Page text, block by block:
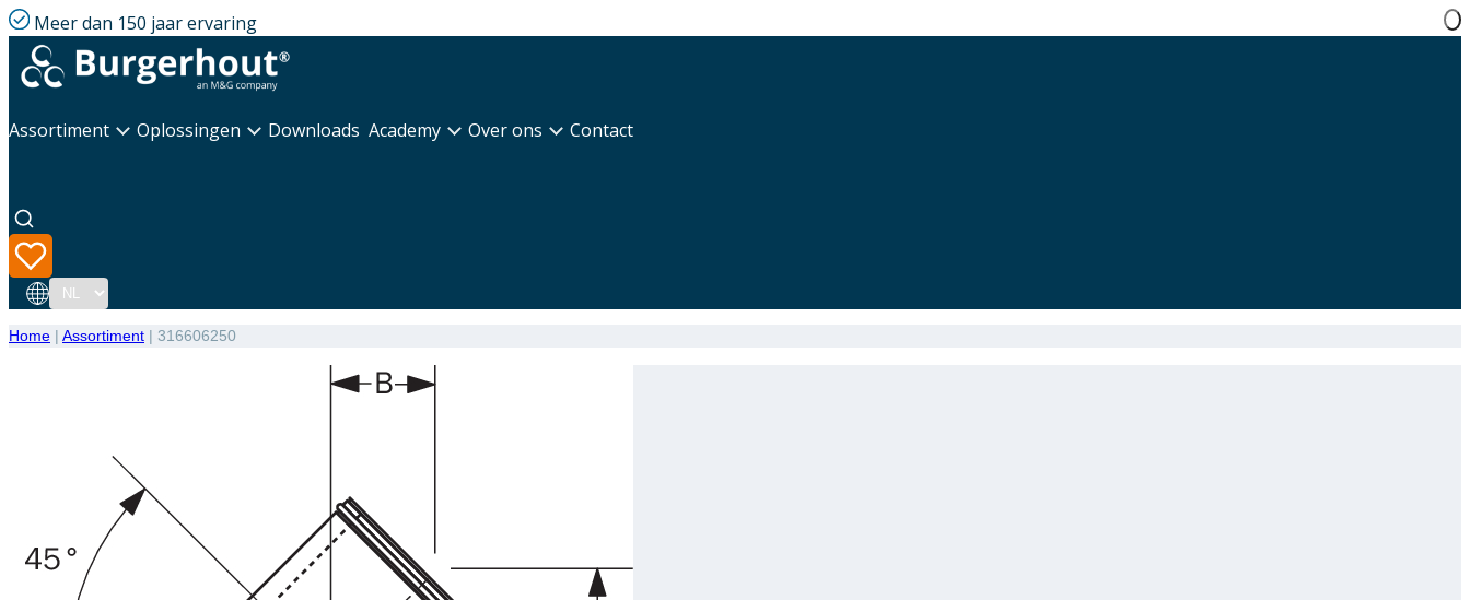
Meer dan 150 jaar ervaring
Assortiment Oplossingen Downloads Academy Over ons Contact
Taal
Home | Assortiment | 316606250